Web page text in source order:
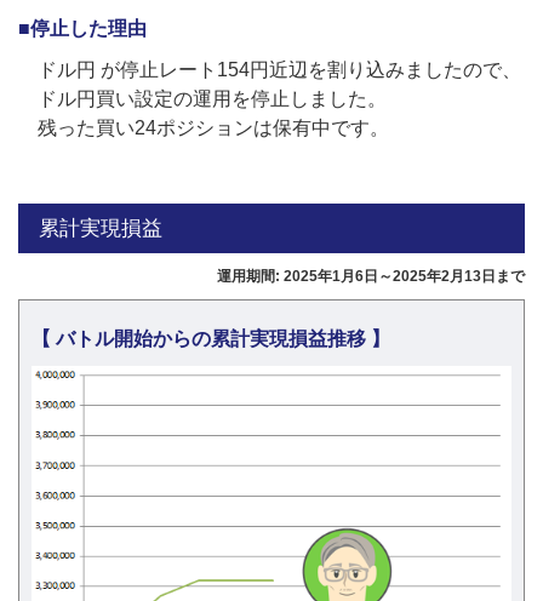
■停止した理由
ドル円 が停止レート154円近辺を割り込みましたので、
ドル円買い設定の運用を停止しました。
残った買い24ポジションは保有中です。
累計実現損益
運用期間: 2025年1月6日～2025年2月13日まで
【 バトル開始からの累計実現損益推移 】